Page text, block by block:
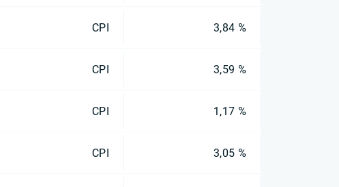
CPI 3,84 %
CPI 3,59 %
CPI 1,17 %
CPI 3,05 %